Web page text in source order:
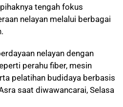
tengah fokus
nelayan melalui berbagai
nelayan dengan
perahu fiber, mesin
pelatihan budidaya berbasis
saat diwawancarai, Selasa